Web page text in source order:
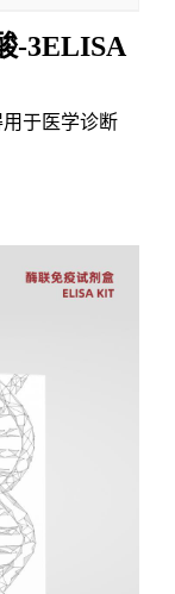
-3ELISA
于医学诊断